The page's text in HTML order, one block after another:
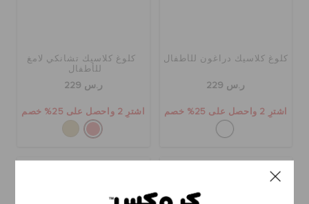
كلوغ كلاسيك دراغون للأطفال
ر.س 229
اشترِ 2 واحصل على 25% خصم
كلوغ كلاسيك تشانكي لامغ
للأطفال
ر.س 229
اشترِ 2 واحصل على 25% خصم